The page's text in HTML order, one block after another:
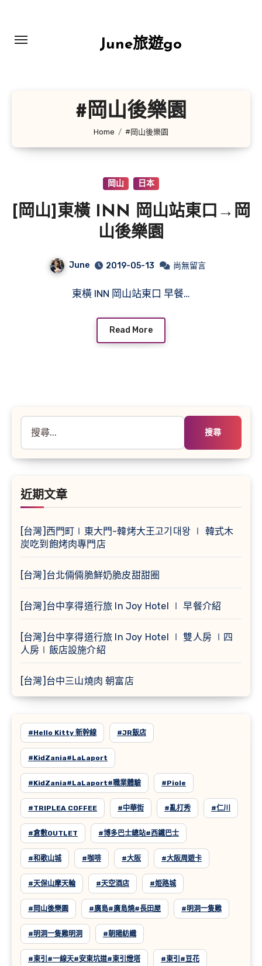
content
June旅遊go
#岡山後樂園
Home #岡山後樂園
岡山 日本
[岡山]東橫 INN 岡山站東口→岡
山後樂園
June 2019-05-13 尚無留言
東橫 INN 岡山站東口 早餐…
Read More
字:
近期文章
[台灣]西門町∣東大門-韓烤大王고기대왕 ∣ 韓式木
炭吃到飽烤肉專門店
[台灣]台北倆倆脆鮮奶脆皮甜甜圈
[台灣]台中享得道行旅 In Joy Hotel ∣ 早餐介紹
[台灣]台中享得道行旅 In Joy Hotel ∣ 雙人房 ∣四
人房∣飯店設施介紹
[台灣]台中三山燒肉 朝富店
#Hello Kitty 新幹線 #JR飯店
#KidZania#LaLaport
#KidZania#LaLaport#職業體驗 #Piole
#TRIPLEA COFFEE #中華街 #亂打秀 #仁川
#倉敷OUTLET #博多巴士總站#西鐵巴士
#和歌山城 #咖啡 #大阪 #大阪周遊卡
#天保山摩天輪 #天空酒店 #姫路城
#岡山後樂園 #廣島#廣島燒#長田屋 #明洞一隻雞
#明洞一隻雞明洞 #朝陽紡織
#東引#一線天#安東坑道#東引燈塔 #東引#豆花